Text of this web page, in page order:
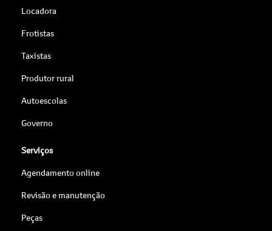
Locadora
Frotistas
Taxistas
Produtor rural
Autoescolas
Governo
Serviços
Agendamento online
Revisão e manutenção
Peças